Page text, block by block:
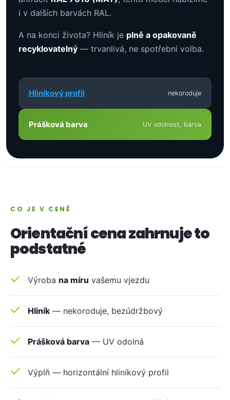
i v dalších barvách RAL.
A na konci života? Hliník je plně a opakovaně
recyklovatelný — trvanlivá, ne spotřební volba.
Hliníkový profil nekoroduje
Prášková barva UV odolnost, barva
CO JE V CENĚ
Orientační cena zahrnuje to
podstatné
Výroba na míru vašemu vjezdu
Hliník — nekoroduje, bezúdržbový
Prášková barva — UV odolná
Výplň — horizontální hliníkový profil